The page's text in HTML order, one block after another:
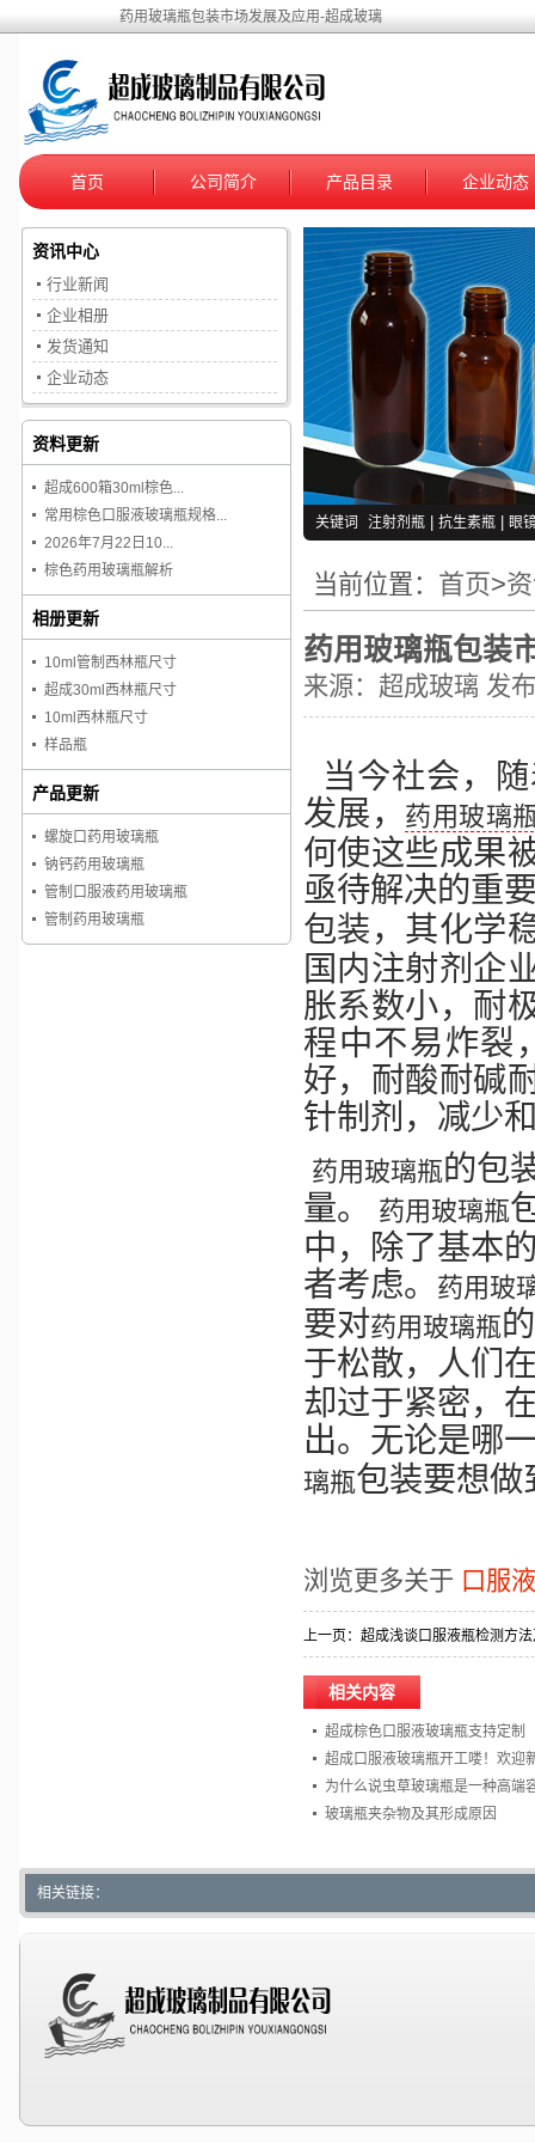
药用玻璃瓶包装市场发展及应用-超成玻璃
首页 公司简介 产品目录 企业动态
关键词 注射剂瓶 抗生素瓶 眼
当前位置： 首页>
药用玻璃瓶包装
来源： 超成玻璃 发
当今社会，
发展，
药用玻璃
何使这些成果
亟待解决的重
包装，其化学
国内注射剂企
胀系数小，耐
程中不易炸裂
好，耐酸耐碱
针制剂，减少
药用玻璃瓶的包
量。
药用玻璃瓶
中，除了基本
者考虑。
药用玻
要对药用玻璃瓶的
于松散，人们
却过于紧密，
出。无论是哪
璃瓶包装要想做
浏览更多关于 口服
上一页： 超成浅谈口服液瓶检测方
相关内容
超成棕色口服液玻璃瓶支持定制
超成口服液玻璃瓶开工喽！欢迎
为什么说虫草玻璃瓶是一种高端
玻璃瓶夹杂物及其形成原因
资讯中心
行业新闻
企业相册
发货通知
企业动态
资料更新
超成600箱30ml棕色...
常用棕色口服液玻璃瓶规格...
2026年7月22日10...
棕色药用玻璃瓶解析
相册更新
10ml管制西林瓶尺寸
超成30ml西林瓶尺寸
10ml西林瓶尺寸
样品瓶
产品更新
螺旋口药用玻璃瓶
钠钙药用玻璃瓶
管制口服液药用玻璃瓶
管制药用玻璃瓶
相关链接：